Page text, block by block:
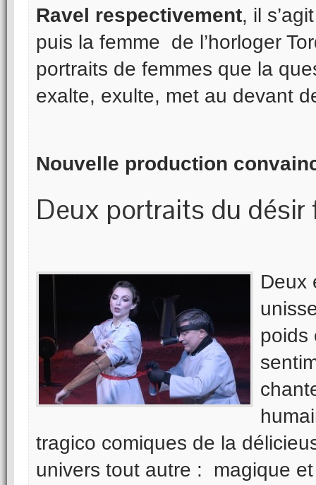
Ravel respectivement, il
puis la femme de l’horloger
portraits de femmes que la
exalte, exulte, met au devant
Nouvelle production
Deux portraits du
Deux
poids
tragico comiques de la
univers tout autre : magique